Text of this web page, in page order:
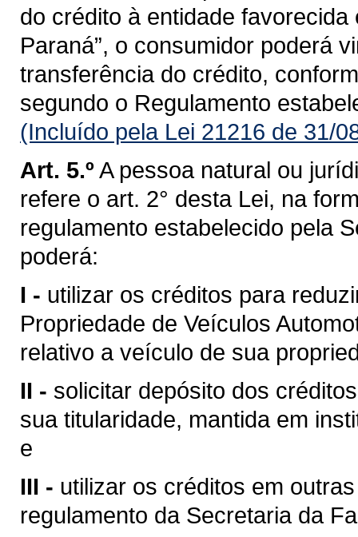
do crédito à entidade
Paraná”, o consumidor poderá
transferência do crédito,
segundo o Regulamento
(Incluído pela Lei 21216 de 31/
Art. 5.º A pessoa natural ou
refere o art. 2° desta Lei, na
regulamento estabelecido pela
poderá:
I - utilizar os créditos para
Propriedade de Veículos
relativo a veículo de sua
II - solicitar depósito dos
sua titularidade, mantida em
e
III - utilizar os créditos em
regulamento da Secretaria da